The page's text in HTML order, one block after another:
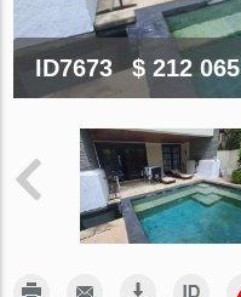
ID7673 $ 212 065